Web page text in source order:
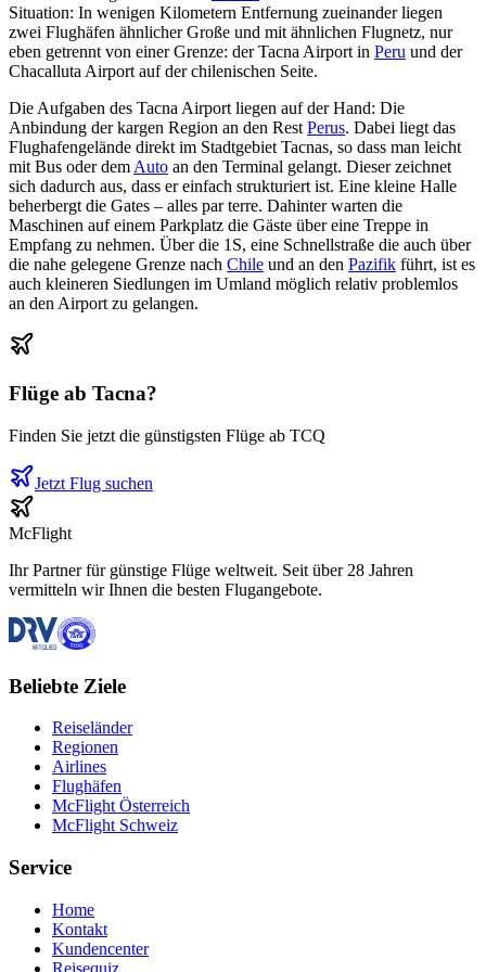
Situation: In wenigen Kilometern Entfernung zueinander liegen
zwei Flughäfen ähnlicher Große und mit ähnlichen Flugnetz, nur
eben getrennt von einer Grenze: der Tacna Airport in Peru und der
Chacalluta Airport auf der chilenischen Seite.
Die Aufgaben des Tacna Airport liegen auf der Hand: Die
Anbindung der kargen Region an den RestPerus. Dabei liegt das
Flughafengelände direkt im Stadtgebiet Tacnas, so dass man leicht
mit Bus oder demAuto an den Terminal gelangt. Dieser zeichnet
sich dadurch aus, dass er einfach strukturiert ist. Eine kleine Halle
beherbergt die Gates – alles par terre. Dahinter warten die
Maschinen auf einem Parkplatz die Gäste über eine Treppe in
Empfang zu nehmen. Über die 1S, eine Schnellstraße die auch über
die nahe gelegene Grenze nach Chile und an den Pazifik führt, ist es
auch kleineren Siedlungen im Umland möglich relativ problemlos
an den Airport zu gelangen.
Flüge ab Tacna?
Finden Sie jetzt die günstigsten Flüge ab TCQ
Jetzt Flug suchen
McFlight
Ihr Partner für günstige Flüge weltweit. Seit über 28 Jahren
vermitteln wir Ihnen die besten Flugangebote.
Beliebte Ziele
Reiseländer
Regionen
Airlines
Flughäfen
McFlight Österreich
McFlight Schweiz
Service
Home
Kontakt
Kundencenter
Reisequiz